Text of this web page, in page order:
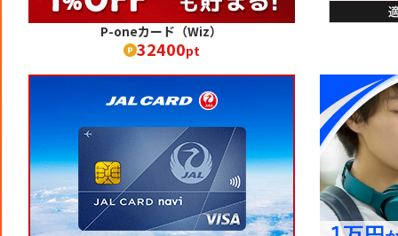
P-oneカード（Wiz）
32400pt